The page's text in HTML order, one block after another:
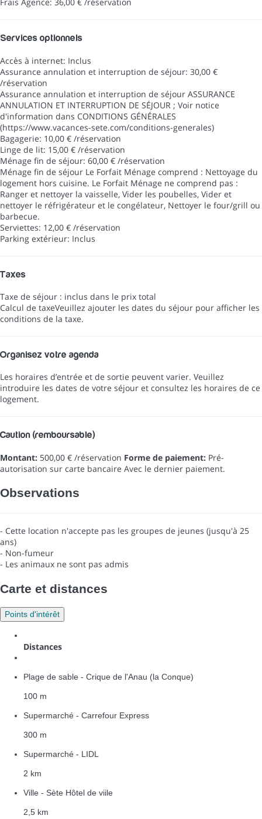
Services optionnels
Accès à internet: Inclus
Assurance annulation et interruption de séjour: 30,00 €
/réservation
Assurance annulation et interruption de séjour ASSURANCE
ANNULATION ET INTERRUPTION DE SÉJOUR ; Voir notice
d'information dans CONDITIONS GÉNÉRALES
(https://www.vacances-sete.com/conditions-generales)
Bagagerie: 10,00 € /réservation
Linge de lit: 15,00 € /réservation
Ménage fin de séjour: 60,00 € /réservation
Ménage fin de séjour Le Forfait Ménage comprend : Nettoyage du
logement hors cuisine. Le Forfait Ménage ne comprend pas :
Ranger et nettoyer la vaisselle, Vider les poubelles, Vider et
nettoyer le réfrigérateur et le congélateur, Nettoyer le four/grill ou
barbecue.
Serviettes: 12,00 € /réservation
Parking extérieur: Inclus
Taxes
Taxe de séjour : inclus dans le prix total
Calcul de taxeVeuillez ajouter les dates du séjour pour afficher les
conditions de la taxe.
Organisez votre agenda
Les horaires d’entrée et de sortie peuvent varier. Veuillez
introduire les dates de votre séjour et consultez les horaires de ce
logement.
Caution (remboursable)
Montant: 500,00 € /réservation Forme de paiement: Pré-
autorisation sur carte bancaire Avec le dernier paiement.
Observations
- Cette location n'accepte pas les groupes de jeunes (jusqu'à 25
ans)
- Non-fumeur
- Les animaux ne sont pas admis
Carte et distances
Points d'intérêt
Distances
Plage de sable - Crique de l'Anau (la Conque)
100 m
Supermarché - Carrefour Express
300 m
Supermarché - LIDL
2 km
Ville - Sète Hôtel de viile
2,5 km